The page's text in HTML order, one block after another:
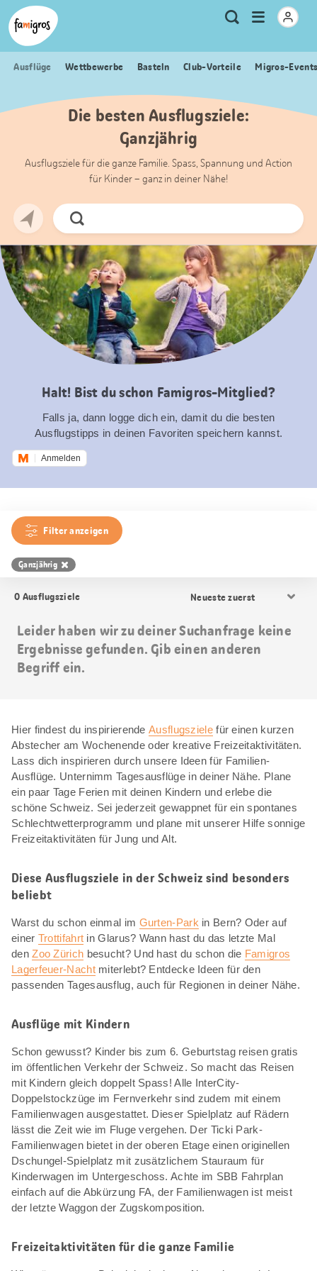
Sprungmarken
Navigation
Header
Logo
Meta
Navigation
Suche
Menu
öffnen
Ausflüge Wettbewerbe Basteln Club-Vorteile Migros-
Die besten Ausflugsziele:
Ganzjährig
Ausflugsziele für die ganze Familie. Spass, Spannung und Action
für Kinder – ganz in deiner Nähe!
Jetzt
Suchen
Halt! Bist du schon Famigros-Mitglied?
Falls ja, dann logge dich ein, damit du die besten
Ausflugstipps in deinen Favoriten speichern kannst.
Anmelden
Filter anzeigen
Ganzjährig
0 Ausflugsziele
Sortierung
Leider haben wir zu deiner Suchanfrage keine
Ergebnisse gefunden. Gib einen anderen
Begriff ein.
Hier findest du inspirierendeAusflugszielefür einen kurzen
Abstecher am Wochenende oder kreative Freizeitaktivitäten.
Lass dich inspirieren durch unsere Ideen für Familien-
Ausflüge. Unternimm Tagesausflüge in deiner Nähe. Plane
ein paar Tage Ferien mit deinen Kindern und erlebe die
schöne Schweiz. Sei jederzeit gewappnet für ein spontanes
Schlechtwetterprogramm und plane mit unserer Hilfe sonnige
Freizeitaktivitäten für Jung und Alt.
Diese Ausflugsziele in der Schweiz sind besonders
beliebt
Warst du schon einmal im Gurten-Park in Bern? Oder auf
einer Trottifahrt in Glarus? Wann hast du das letzte Mal
denZoo Zürich besucht? Und hast du schon die Famigros
Lagerfeuer-Nachtmiterlebt? Entdecke Ideen für den
passenden Tagesausflug, auch für Regionen in deiner Nähe.
Ausflüge mit Kindern
Schon gewusst? Kinder bis zum 6. Geburtstag reisen gratis
im öffentlichen Verkehr der Schweiz. So macht das Reisen
mit Kindern gleich doppelt Spass! Alle InterCity-
Doppelstockzüge im Fernverkehr sind zudem mit einem
Familienwagen ausgestattet. Dieser Spielplatz auf Rädern
lässt die Zeit wie im Fluge vergehen. Der Ticki Park-
Familienwagen bietet in der oberen Etage einen originellen
Dschungel-Spielplatz mit zusätzlichem Stauraum für
Kinderwagen im Untergeschoss. Achte im SBB Fahrplan
einfach auf die Abkürzung FA, der Familienwagen ist meist
der letzte Waggon der Zugskomposition.
Freizeitaktivitäten für die ganze Familie